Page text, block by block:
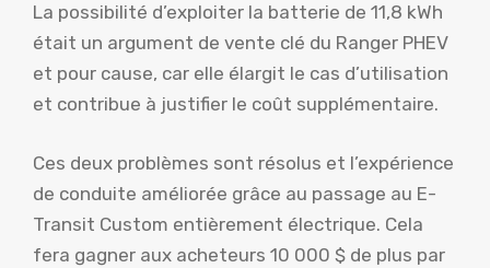
La possibilité d’exploiter la batterie de 11,8 kWh
était un argument de vente clé du Ranger PHEV
et pour cause, car elle élargit le cas d’utilisation
et contribue à justifier le coût supplémentaire.
Ces deux problèmes sont résolus et l’expérience
de conduite améliorée grâce au passage au E-
Transit Custom entièrement électrique. Cela
fera gagner aux acheteurs 10 000 $ de plus par